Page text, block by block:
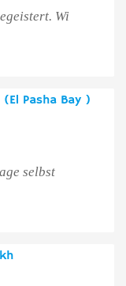
Wi
Pasha Bay )
selbst